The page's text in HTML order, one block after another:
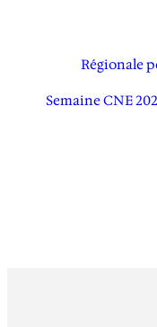
Régionale
Semaine CNE